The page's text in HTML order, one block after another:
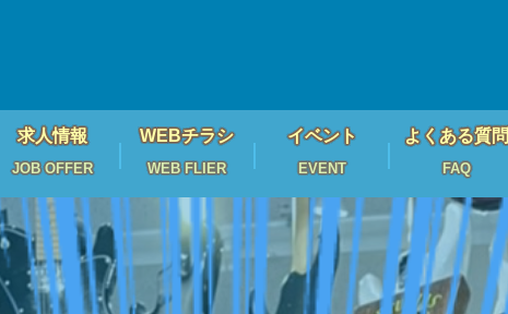
求人情報
JOB OFFER
WEBチラシ
WEB FLIER
イベント
EVENT
よくある質問
FAQ